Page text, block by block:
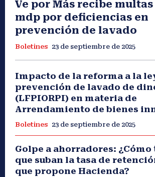
Ve por Más recibe multas
mdp por deficiencias en
prevención de lavado
Boletines 23 de septiembre de 2025
Impacto de la reforma a la
prevención de lavado de
(LFPIORPI) en materia de
Arrendamiento de bienes
Boletines 23 de septiembre de 2025
Golpe a ahorradores: ¿Cómo
que suban la tasa de
que propone Hacienda?